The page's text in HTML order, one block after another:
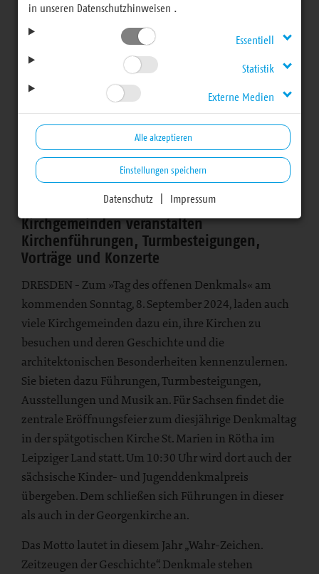
Kirchen öffnen Türen
zum Tag des offenen
Denkmals
Bereich
Kirchgemeinden veranstalten
Kirchenführungen, Turmbesteigungen,
Vorträge und Konzerte
DRESDEN - Zum »Tag des offenen Denkmals« am
kommenden Sonntag, 8. September 2024, laden auch
viele Kirchgemeinden dazu ein, ihre Kirchen zu
besuchen und deren Geschichte und die
architektonischen Besonderheiten kennenzulernen.
Sie bieten dazu Führungen, Turmbesteigungen,
Ausstellungen und Musik an. Für Sachsen findet die
zentrale Eröffnungsfeier zum diesjährige Denkmaltag
in der spätgotischen Kirche St. Marien in Rötha im
Leipziger Land statt. Um 10:30 Uhr wird dort auch der
sächsische Kinder- und Jugenddenkmalpreis
übergeben. Dem schließen sich Führungen in dieser
als auch in der Georgenkirche an.
Das Motto lautet in diesem Jahr „Wahr-Zeichen.
Zeitzeugen der Geschichte“. Denkmale stehen
in unseren Datenschutzhinweisen .
Essentiell
Statistik
Externe Medien
Alle akzeptieren
Einstellungen speichern
Datenschutz Impressum